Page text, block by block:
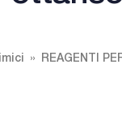
REAGENTI